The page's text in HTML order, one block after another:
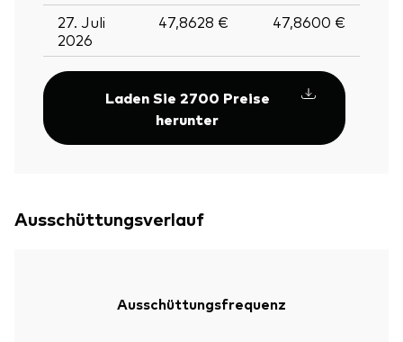
27. Juli
2026
47,8628 € 47,8600 €
Laden Sie 2700 Preise
herunter
Ausschüttungsverlauf
Ausschüttungsfrequenz